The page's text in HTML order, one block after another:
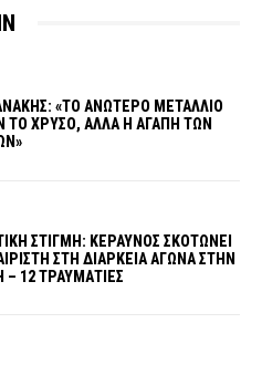
«ΤΟ ΑΝΩΤΕΡΟ ΜΕΤΑΛΛΙΟ
ΤΟ ΧΡΥΣΟ, ΑΛΛΑ Η ΑΓΑΠΗ ΤΩΝ
ΣΤΙΓΜΗ: ΚΕΡΑΥΝΟΣ ΣΚΟΤΩΝΕΙ
ΣΤΗ ΔΙΑΡΚΕΙΑ ΑΓΩΝΑ ΣΤΗΝ
– 12 ΤΡΑΥΜΑΤΙΕΣ